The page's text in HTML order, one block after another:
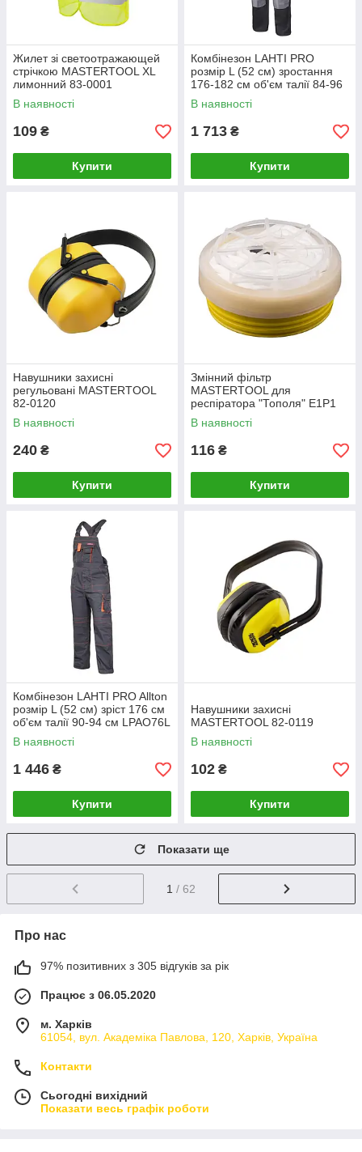
Жилет зі светоотражающей
стрічкою MASTERTOOL XL
лимонний 83-0001
В наявності
109 ₴
Купити
Комбінезон LAHTI PRO
розмір L (52 см) зростання
176-182 см об'єм талії 84-96
см зелений L4060652
В наявності
1 713 ₴
Купити
Навушники захисні
регульовані MASTERTOOL
82-0120
В наявності
240 ₴
Купити
Змінний фільтр
MASTERTOOL для
респіратора "Тополя" Е1Р1
82-0151
В наявності
116 ₴
Купити
Комбінезон LAHTI PRO Allton
розмір L (52 см) зріст 176 см
об'єм талії 90-94 см LPAO76L
В наявності
1 446 ₴
Купити
Навушники захисні
MASTERTOOL 82-0119
В наявності
102 ₴
Купити
Показати ще
1 / 62
Про нас
97% позитивних з 305 відгуків за рік
Працює з 06.05.2020
м. Харків
61054, вул. Академіка Павлова, 120, Харків, Україна
Контакти
Сьогодні вихідний
Показати весь графік роботи